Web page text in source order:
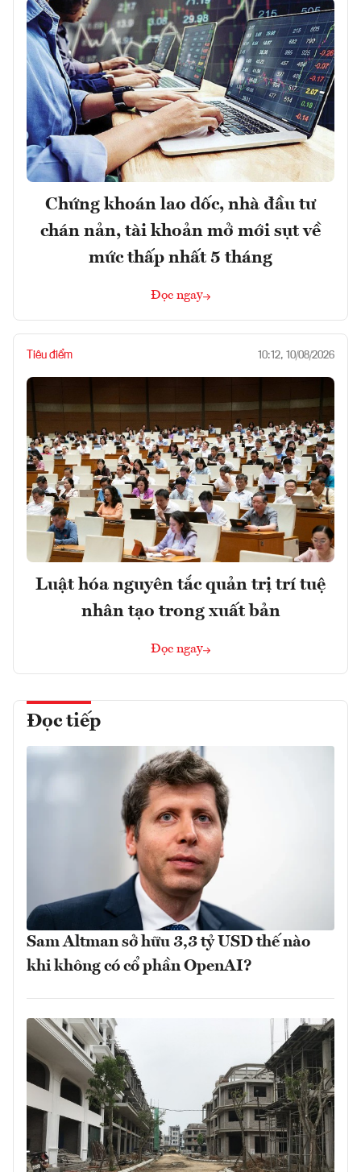
Chứng khoán lao dốc, nhà đầu tư
chán nản, tài khoản mở mới sụt về
mức thấp nhất 5 tháng
Đọc ngay
Tiêu điểm 10:12, 10/08/2026
Luật hóa nguyên tắc quản trị trí tuệ
nhân tạo trong xuất bản
Đọc ngay
Đọc tiếp
Sam Altman sở hữu 3,3 tỷ USD thế nào
khi không có cổ phần OpenAI?